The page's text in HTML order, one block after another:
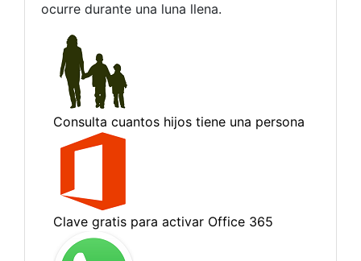
ocurre durante una luna llena.